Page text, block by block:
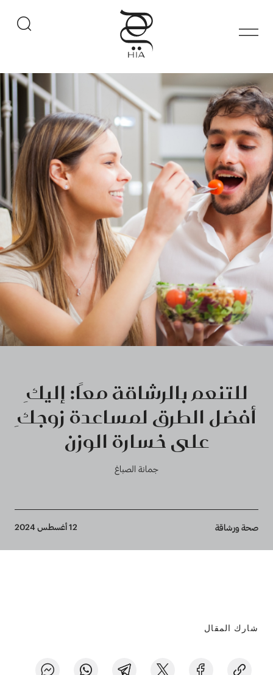
للتنعم بالرشاقة معًا: إليكِ
أفضل الطرق لمساعدة زوجكِ
على خسارة الوزن
جمانة الصباغ
Breadcrumb
صحة ورشاقة 12 أغسطس 2024
شارك المقال